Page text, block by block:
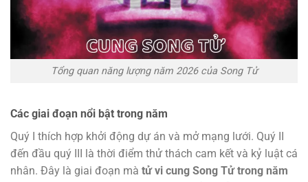
Tổng quan năng lượng năm 2026 của Song Tử
Các giai đoạn nổi bật trong năm
Quý I thích hợp khởi động dự án và mở mạng lưới. Quý II
đến đầu quý III là thời điểm thử thách cam kết và kỷ luật cá
nhân. Đây là giai đoạn mà tử vi cung Song Tử trong năm